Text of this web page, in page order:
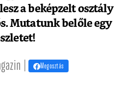
a beképzelt osztály
Mutatunk belőle egy
| Megosztás